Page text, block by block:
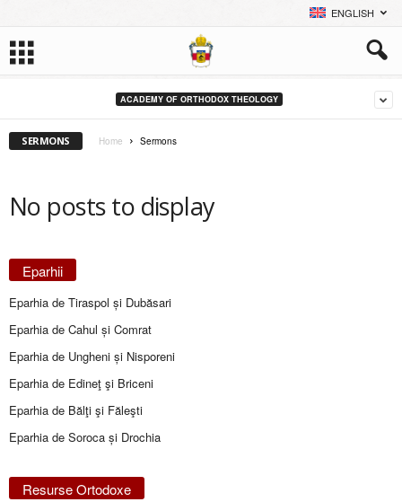
ENGLISH
ACADEMY OF ORTHODOX THEOLOGY
SERMONS Home Sermons
No posts to display
Eparhii
Eparhia de Tiraspol și Dubăsari
Eparhia de Cahul și Comrat
Eparhia de Ungheni și Nisporeni
Eparhia de Edineţ şi Briceni
Eparhia de Bălţi şi Făleşti
Eparhia de Soroca și Drochia
Resurse Ortodoxe